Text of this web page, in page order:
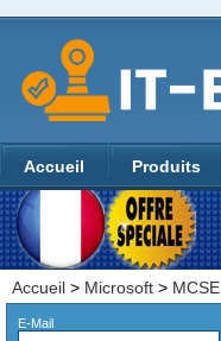
Accueil Produits
Accueil > Microsoft > MCSE
E-Mail